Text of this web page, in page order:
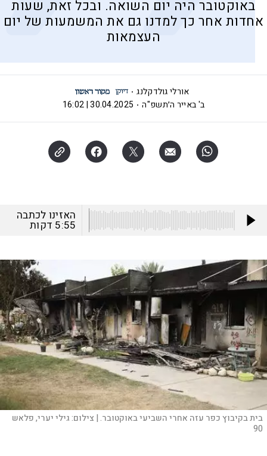
באוקטובר היה יום השואה. ובכל זאת, שעות
אחדות אחר כך למדנו גם את המשמעות של יום
העצמאות
אורלי גולדקלנג
ב' באייר ה׳תשפ"ה
30.04.2025 | 16:02
האזינו לכתבה
5:55 דקות
בית בקיבוץ כפר עזה אחרי השביעי באוקטובר. | צילום:גילי יערי, פלאש
90